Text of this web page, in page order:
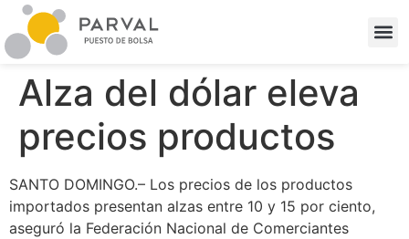
Alza del dólar eleva
precios productos
SANTO DOMINGO.– Los precios de los productos
importados presentan alzas entre 10 y 15 por ciento,
aseguró la Federación Nacional de Comerciantes